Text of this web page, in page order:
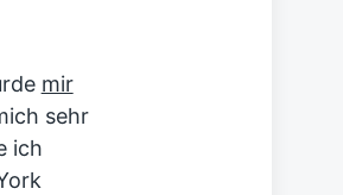
mir
sehr
ich